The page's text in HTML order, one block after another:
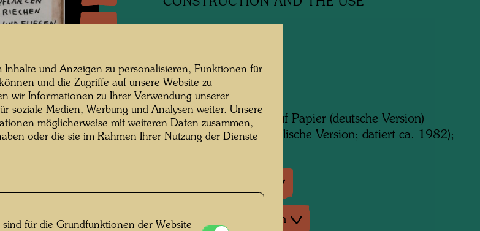
CONSTRUCTION AND THE USE
1980
296 mm x 210 mm
Aquarell und Tusche auf Papier (deutsche Version)
Tusche auf Papier (englische Version; datiert ca. 1982);
Gruppenausstellungen
Inhalte und Anzeigen zu personalisieren, Funktionen für
und die Zugriffe auf unsere Website zu
wir Informationen zu Ihrer Verwendung unserer
soziale Medien, Werbung und Analysen weiter. Unsere
möglicherweise mit weiteren Daten zusammen,
oder die sie im Rahmen Ihrer Nutzung der Dienste
für die Grundfunktionen der Website